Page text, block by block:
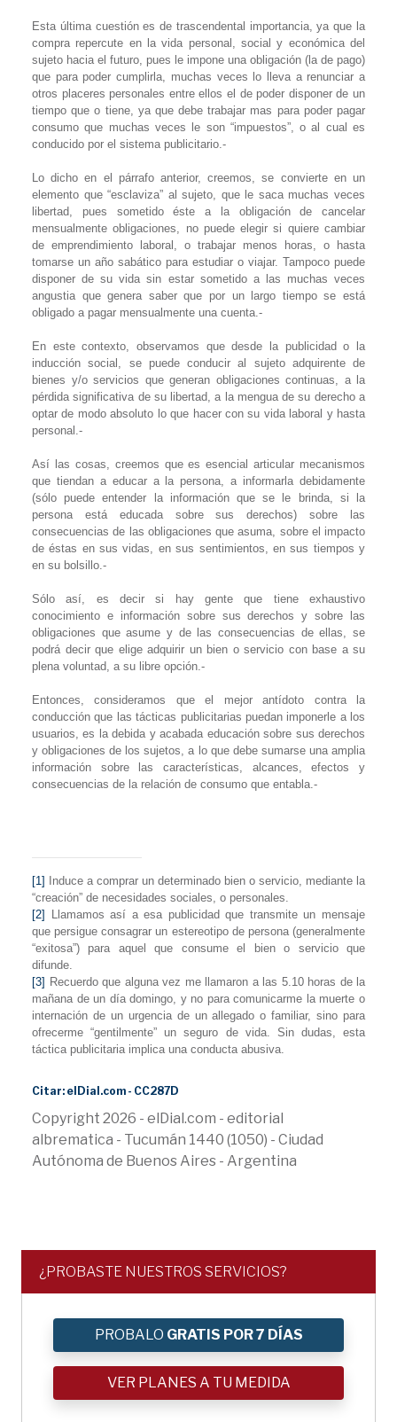
Esta última cuestión es de trascendental importancia, ya que la
compra repercute en la vida personal, social y económica del
sujeto hacia el futuro, pues le impone una obligación (la de pago)
que para poder cumplirla, muchas veces lo lleva a renunciar a
otros placeres personales entre ellos el de poder disponer de un
tiempo que o tiene, ya que debe trabajar mas para poder pagar
consumo que muchas veces le son “impuestos”, o al cual es
conducido por el sistema publicitario.-
Lo dicho en el párrafo anterior, creemos, se convierte en un
elemento que “esclaviza” al sujeto, que le saca muchas veces
libertad, pues sometido éste a la obligación de cancelar
mensualmente obligaciones, no puede elegir si quiere cambiar
de emprendimiento laboral, o trabajar menos horas, o hasta
tomarse un año sabático para estudiar o viajar. Tampoco puede
disponer de su vida sin estar sometido a las muchas veces
angustia que genera saber que por un largo tiempo se está
obligado a pagar mensualmente una cuenta.-
En este contexto, observamos que desde la publicidad o la
inducción social, se puede conducir al sujeto adquirente de
bienes y/o servicios que generan obligaciones continuas, a la
pérdida significativa de su libertad, a la mengua de su derecho a
optar de modo absoluto lo que hacer con su vida laboral y hasta
personal.-
Así las cosas, creemos que es esencial articular mecanismos
que tiendan a educar a la persona, a informarla debidamente
(sólo puede entender la información que se le brinda, si la
persona está educada sobre sus derechos) sobre las
consecuencias de las obligaciones que asuma, sobre el impacto
de éstas en sus vidas, en sus sentimientos, en sus tiempos y
en su bolsillo.-
Sólo así, es decir si hay gente que tiene exhaustivo
conocimiento e información sobre sus derechos y sobre las
obligaciones que asume y de las consecuencias de ellas, se
podrá decir que elige adquirir un bien o servicio con base a su
plena voluntad, a su libre opción.-
Entonces, consideramos que el mejor antídoto contra la
conducción que las tácticas publicitarias puedan imponerle a los
usuarios, es la debida y acabada educación sobre sus derechos
y obligaciones de los sujetos, a lo que debe sumarse una amplia
información sobre las características, alcances, efectos y
consecuencias de la relación de consumo que entabla.-
[1]
Induce a comprar un determinado bien o servicio, mediante la
“creación” de necesidades sociales, o personales.
[2]
Llamamos así a esa publicidad que transmite un mensaje
que persigue consagrar un estereotipo de persona (generalmente
“exitosa”) para aquel que consume el bien o servicio que
difunde.
[3] Recuerdo que alguna vez me llamaron a las 5.10 horas de la
mañana de un día domingo, y no para comunicarme la muerte o
internación de un urgencia de un allegado o familiar, sino para
ofrecerme “gentilmente” un seguro de vida. Sin dudas, esta
táctica publicitaria implica una conducta abusiva.
Citar: elDial.com - CC287D
Copyright 2026 - elDial.com - editorial
albrematica - Tucumán 1440 (1050) - Ciudad
Autónoma de Buenos Aires - Argentina
¿PROBASTE NUESTROS SERVICIOS?
PROBALO GRATIS POR 7 DÍAS
VER PLANES A TU MEDIDA